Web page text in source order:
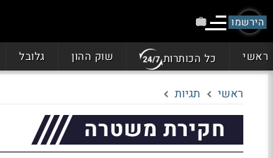
הירשמו
ראשי כל הכותרות שוק ההון גלובל
ראשי תגיות
חקירת משטרה